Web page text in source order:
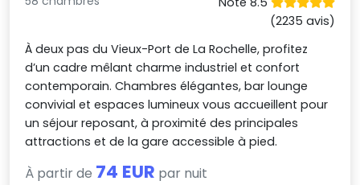
(2235 avis)
À deux pas du Vieux-Port de La Rochelle, profitez
d’un cadre mêlant charme industriel et confort
contemporain. Chambres élégantes, bar lounge
convivial et espaces lumineux vous accueillent pour
un séjour reposant, à proximité des principales
attractions et de la gare accessible à pied.
À partir de 74 EUR par nuit